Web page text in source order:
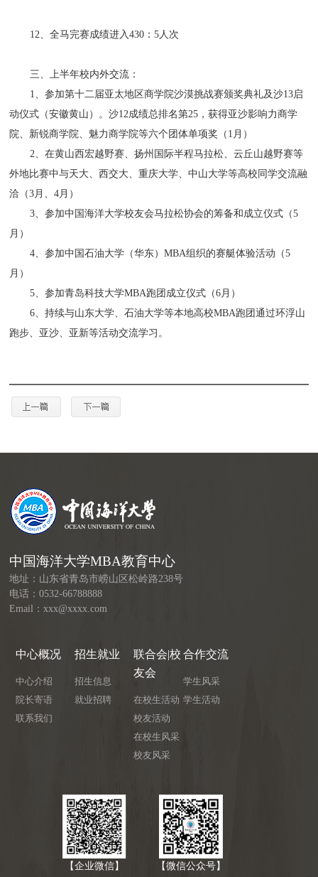
12、全马完赛成绩进入430：5人次
三、上半年校内外交流：
1、参加第十二届亚太地区商学院沙漠挑战赛颁奖典礼及沙13启
动仪式（安徽黄山）。沙12成绩总排名第25，获得亚沙影响力商学
院、新锐商学院、魅力商学院等六个团体单项奖（1月）
2、在黄山西宏越野赛、扬州国际半程马拉松、云丘山越野赛等
外地比赛中与天大、西交大、重庆大学、中山大学等高校同学交流融
洽（3月、4月）
3、参加中国海洋大学校友会马拉松协会的筹备和成立仪式（5
月）
4、参加中国石油大学（华东）MBA组织的赛艇体验活动（5
月）
5、参加青岛科技大学MBA跑团成立仪式（6月）
6、持续与山东大学、石油大学等本地高校MBA跑团通过环浮山
跑步、亚沙、亚新等活动交流学习。
中国海洋大学MBA教育中心
地址：山东省青岛市崂山区松岭路238号
电话：0532-66788888
Email：xxx@xxxx.com
中心概况
中心介绍
院长寄语
联系我们
招生就业
招生信息
就业招聘
联合会|校
友会
在校生活动
校友活动
在校生风采
校友风采
合作交流
学生风采
学生活动
【企业微信】 【微信公众号】